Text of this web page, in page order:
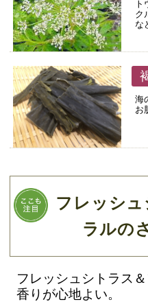
ト
ク
な
海
お
フレッシ
ラルの
フレッシュシトラス
香りが心地よい。